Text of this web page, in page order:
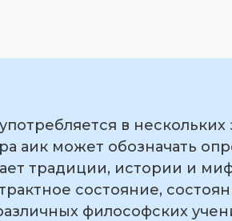
в нескольких
аик может обозначать
традиции, истории и
состояние,
философских